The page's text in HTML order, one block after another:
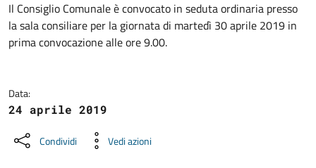
Dettagli della notizia
Il Consiglio Comunale è convocato in seduta ordinaria presso
la sala consiliare per la giornata di martedì 30 aprile 2019 in
prima convocazione alle ore 9.00.
Data:
24 aprile 2019
Condividi Vedi azioni